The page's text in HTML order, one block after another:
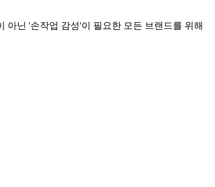
닌 '손작업 감성'이 필요한 모든 브랜드를 위해